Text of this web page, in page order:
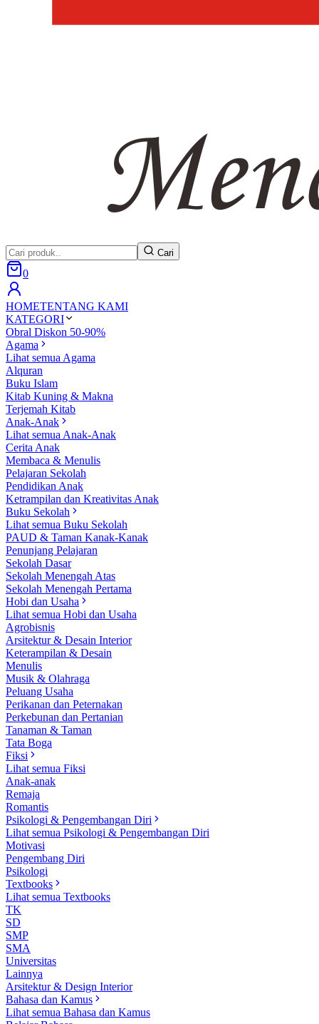
Cari
0
HOMETENTANG KAMI
KATEGORI
Obral Diskon 50-90%
Agama
Lihat semua Agama
Alquran
Buku Islam
Kitab Kuning & Makna
Terjemah Kitab
Anak-Anak
Lihat semua Anak-Anak
Cerita Anak
Membaca & Menulis
Pelajaran Sekolah
Pendidikan Anak
Ketrampilan dan Kreativitas Anak
Buku Sekolah
Lihat semua Buku Sekolah
PAUD & Taman Kanak-Kanak
Penunjang Pelajaran
Sekolah Dasar
Sekolah Menengah Atas
Sekolah Menengah Pertama
Hobi dan Usaha
Lihat semua Hobi dan Usaha
Agrobisnis
Arsitektur & Desain Interior
Keterampilan & Desain
Menulis
Musik & Olahraga
Peluang Usaha
Perikanan dan Peternakan
Perkebunan dan Pertanian
Tanaman & Taman
Tata Boga
Fiksi
Lihat semua Fiksi
Anak-anak
Remaja
Romantis
Psikologi & Pengembangan Diri
Lihat semua Psikologi & Pengembangan Diri
Motivasi
Pengembang Diri
Psikologi
Textbooks
Lihat semua Textbooks
TK
SD
SMP
SMA
Universitas
Lainnya
Arsitektur & Design Interior
Bahasa dan Kamus
Lihat semua Bahasa dan Kamus